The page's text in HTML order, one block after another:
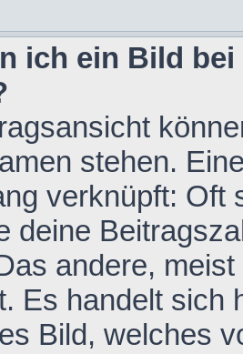
ich ein Bild
stehen.
verknüpft: Oft
deine
andere,
Es handelt sich
Bild, welches